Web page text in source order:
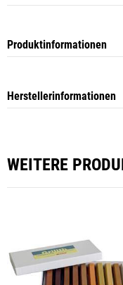
Produktinformationen
Herstellerinformationen
WEITERE